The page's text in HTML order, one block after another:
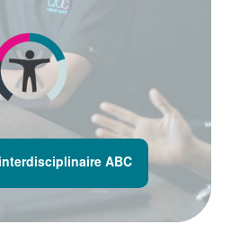
ABC